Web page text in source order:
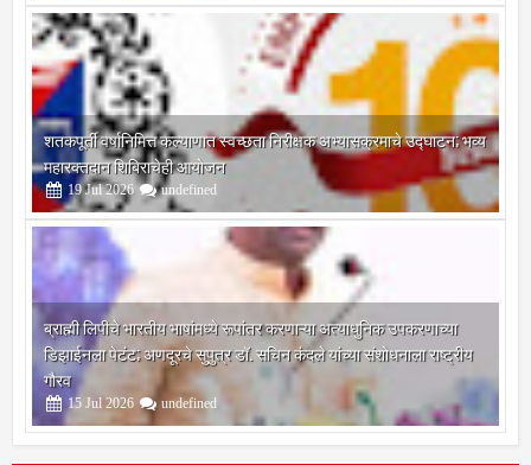
शतकपूर्ती वर्षानिमित्त कल्याणात स्वच्छता निरीक्षक अभ्यासक्रमाचे उद्घाटन; भव्य
महारक्तदान शिबिराचेही आयोजन
19 Jul 2026 undefined
ब्राह्मी लिपीचे भारतीय भाषांमध्ये रूपांतर करणाऱ्या अत्याधुनिक उपकरणाच्या
डिझाईनला पेटंट; अणदूरचे सुपुत्र डॉ. सचिन कंदले यांच्या संशोधनाला राष्ट्रीय
गौरव
15 2026